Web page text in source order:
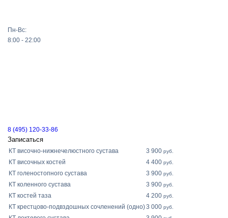
Пн-Вс:
8:00 - 22:00
8 (495) 120-33-86
Записаться
КТ височно-нижнечелюстного сустава 3 900 руб.
КТ височных костей 4 400 руб.
КТ голеностопного сустава 3 900 руб.
КТ коленного сустава 3 900 руб.
КТ костей таза 4 200 руб.
КТ крестцово-подвздошных сочленений (одно)3 000 руб.